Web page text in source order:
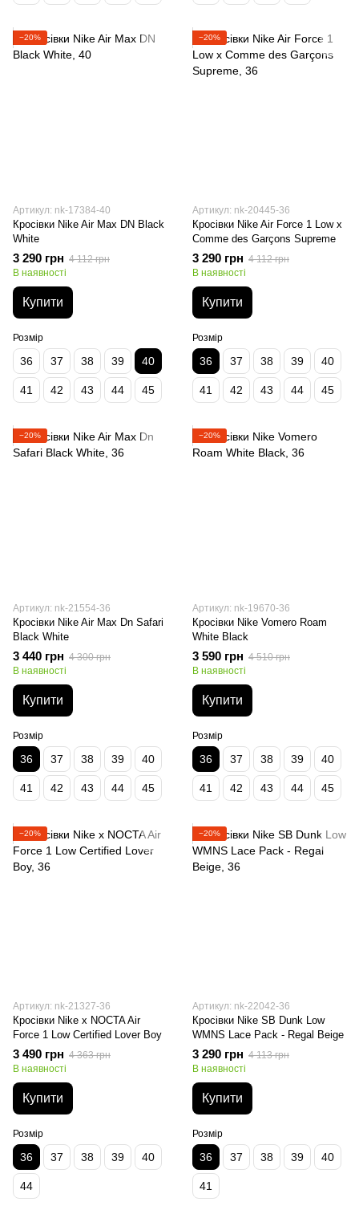
−20%
Артикул: nk-17384-40
Кросівки Nike Air Max DN Black
White
3 290 грн 4 112 грн
В наявності
Купити
Розмір
36 37 38 39 40
41 42 43 44 45
−20%
Артикул: nk-20445-36
Кросівки Nike Air Force 1 Low х
Comme des Garçons Supreme
3 290 грн 4 112 грн
В наявності
Купити
Розмір
36 37 38 39 40
41 42 43 44 45
−20%
Артикул: nk-21554-36
Кросівки Nike Air Max Dn Safari
Black White
3 440 грн 4 300 грн
В наявності
Купити
Розмір
36 37 38 39 40
41 42 43 44 45
−20%
Артикул: nk-19670-36
Кросівки Nike Vomero Roam
White Black
3 590 грн 4 510 грн
В наявності
Купити
Розмір
36 37 38 39 40
41 42 43 44 45
−20%
Артикул: nk-21327-36
Кросівки Nike x NOCTA Air
Force 1 Low Certified Lover Boy
3 490 грн 4 363 грн
В наявності
Купити
Розмір
36 37 38 39 40
44
−20%
Артикул: nk-22042-36
Кросівки Nike SB Dunk Low
WMNS Lace Pack - Regal Beige
3 290 грн 4 113 грн
В наявності
Купити
Розмір
36 37 38 39 40
41